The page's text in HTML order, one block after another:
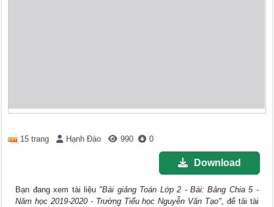
15 trang Hạnh Đào 990 0
Download
Bạn đang xem tài liệu "Bài giảng Toán Lớp 2 - Bài: Bảng Chia 5 -
Năm học 2019-2020 - Trường Tiểu học Nguyễn Văn Tạo", để tải tài